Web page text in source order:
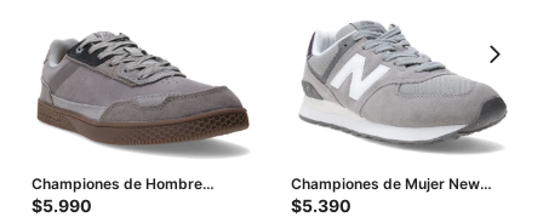
Championes de Hombre
Caterpillar Pause Retro Leather
$5.990
Championes de Mujer New
Balance 574 - Gris - Oscuro
$5.390